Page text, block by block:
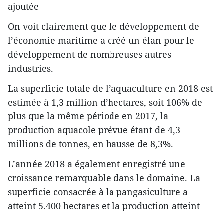
ajoutée
On voit clairement que le développement de
l’économie maritime a créé un élan pour le
développement de nombreuses autres
industries.
La superficie totale de l’aquaculture en 2018 est
estimée à 1,3 million d’hectares, soit 106% de
plus que la même période en 2017, la
production aquacole prévue étant de 4,3
millions de tonnes, en hausse de 8,3%.
L’année 2018 a également enregistré une
croissance remarquable dans le domaine. La
superficie consacrée à la pangasiculture a
atteint 5.400 hectares et la production atteint